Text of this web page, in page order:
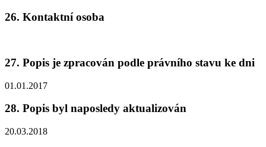
26. Kontaktní osoba
27. Popis je zpracován podle právního stavu ke dni
01.01.2017
28. Popis byl naposledy aktualizován
20.03.2018